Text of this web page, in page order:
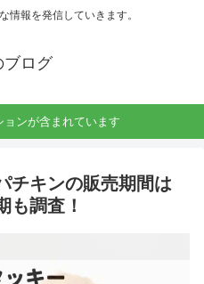
情報を発信していきます。
ブログ
ンが含まれています
チキンの販売期間は
も調査！